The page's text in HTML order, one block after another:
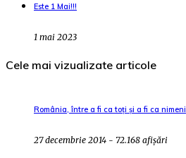
Este 1 Mai!!!
1 mai 2023
Cele mai vizualizate articole
România, între a fi ca toți și a fi ca nimeni
27 decembrie 2014 - 72.168 afișări